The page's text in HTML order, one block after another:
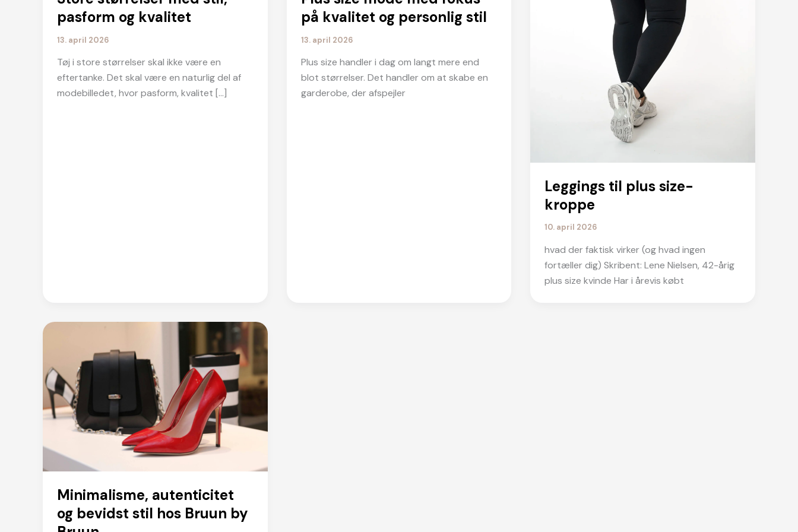
pasform og kvalitet
13. april 2026
Tøj i store størrelser skal ikke være en
eftertanke. Det skal være en naturlig del af
modebilledet, hvor pasform, kvalitet […]
på kvalitet og personlig stil
13. april 2026
Plus size handler i dag om langt mere end
blot størrelser. Det handler om at skabe en
garderobe, der afspejler
Leggings til plus size-
kroppe
10. april 2026
hvad der faktisk virker (og hvad ingen
fortæller dig) Skribent: Lene Nielsen, 42-årig
plus size kvinde Har i årevis købt
Minimalisme, autenticitet
og bevidst stil hos Bruun by